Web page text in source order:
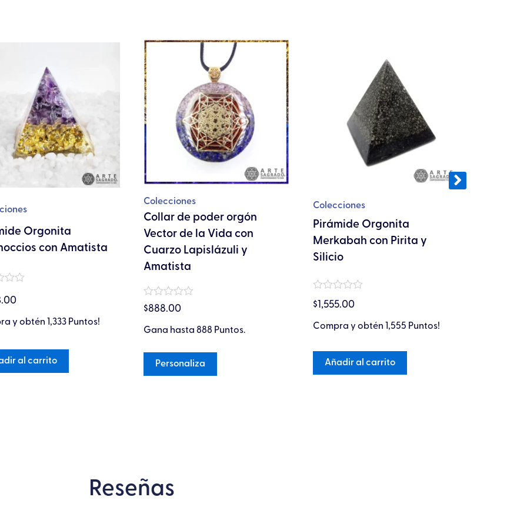
Orgonita
con Amatista
y obtén 1,333 Puntos!
al carrito
Colecciones
Collar de poder orgón
Vector de la Vida con
Cuarzo Lapislázuli y
Amatista
$888.00
Gana hasta 888 Puntos.
Personaliza
Este
producto
tiene
múltiples
variantes.
Las
opciones
se
pueden
elegir
la
página
de
Valorado
en
0
de
Colecciones
Pirámide Orgonita
Merkabah con Pirita y
Silicio
$ 1,555.00
Compra y obtén 1,555 Puntos!
Añadir al carrito
Valorado
en
de
Reseñas